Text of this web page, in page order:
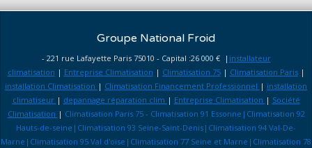
Groupe National Froid
- 221 rue Lafayette Paris 75010 - Capital :26 000 € | installateur
climatisation | Entreprise Climatisation | Climatisation 75| Climatisation Paris|
installation Climatisation | Climatisation Financement Professionnel | installation
climatiseur | depannage réparation clim | Entreprise Climatisation | Société
Climatisation | Climatisation Paris 75 - Climatisation 91 Essonne|Climatisation 92
Hauts-de-seine|Climatisation 93 Seine-Saint-Denis|Climatisation 94 Val-De-
Marne|Climatisation 95 Val d'oise|Climatisation 77 Seine et Marne|Climatisation 78